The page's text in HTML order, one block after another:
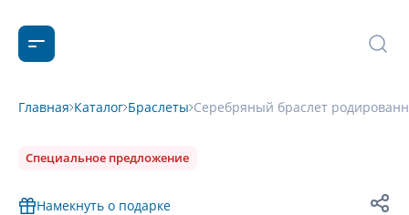
Главная Каталог Браслеты Серебряный браслет
Специальное предложение
Намекнуть о подарке